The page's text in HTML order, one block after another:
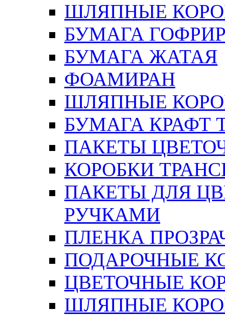
ШЛЯПНЫЕ
БУМАГА
БУМАГА ЖАТАЯ
ФОАМИРАН
ШЛЯПНЫЕ
БУМАГА КРАФТ
ПАКЕТЫ
КОРОБКИ
ПАКЕТЫ ДЛЯ
РУЧКАМИ
ПЛЕНКА
ПОДАРОЧНЫЕ
ЦВЕТОЧНЫЕ
ШЛЯПНЫЕ